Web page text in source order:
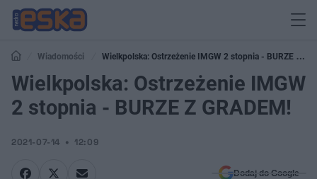
Wiadomości
Wielkpolska: Ostrzeżenie IMGW 2 stopnia - BURZE Z
GRADEM!
Wielkpolska: Ostrzeżenie IMGW
2 stopnia - BURZE Z GRADEM!
2021-07-14 12:09
Dodaj do Google